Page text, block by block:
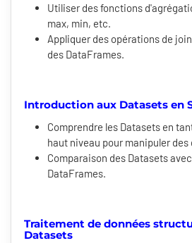
Utiliser des fonctions
max, min, etc.
Appliquer des opérations de
des DataFrames.
Introduction aux Datasets en
Comprendre les Datasets en
haut niveau pour manipuler
Comparaison des Datasets
DataFrames.
Traitement de données
Datasets